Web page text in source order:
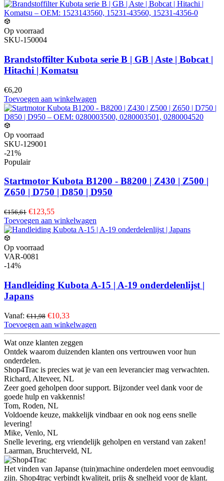
Op voorraad
SKU-150004
Brandstoffilter Kubota serie B | GB | Aste | Bobcat |
Hitachi | Komatsu
€6,20
Toevoegen aan winkelwagen
Op voorraad
SKU-129001
-21%
Populair
Startmotor Kubota B1200 - B8200 | Z430 | Z500 |
Z650 | D750 | D850 | D950
€156,61 €123,55
Toevoegen aan winkelwagen
Op voorraad
VAR-0081
-14%
Handleiding Kubota A-15 | A-19 onderdelenlijst |
Japans
Vanaf: €11,98 €10,33
Toevoegen aan winkelwagen
Wat onze klanten zeggen
Ontdek waarom duizenden klanten ons vertrouwen voor hun
onderdelen.
Shop4Trac is precies wat je van een leverancier mag verwachten.
Richard, Alteveer, NL
Zeer goed geholpen door support. Bijzonder veel dank voor de
goede hulp en vakkennis!
Tom, Roden, NL
Voldoende keuze, makkelijk vindbaar en ook nog eens snelle
levering!
Mike, Venlo, NL
Snelle levering, erg vriendelijk geholpen en verstand van zaken!
Laarman, Bruchterveld, NL
Het vinden van Japanse (tuin)machine onderdelen moet eenvoudig
zijn. Shop4trac verbindt kwaliteit, prijs & snelheid voor de klant.